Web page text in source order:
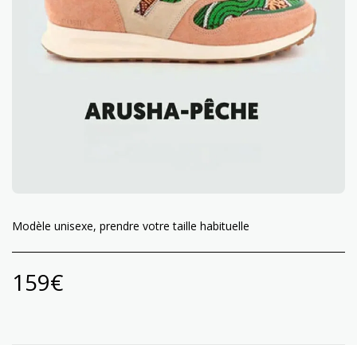
Modèle unisexe, prendre votre taille habituelle
159€